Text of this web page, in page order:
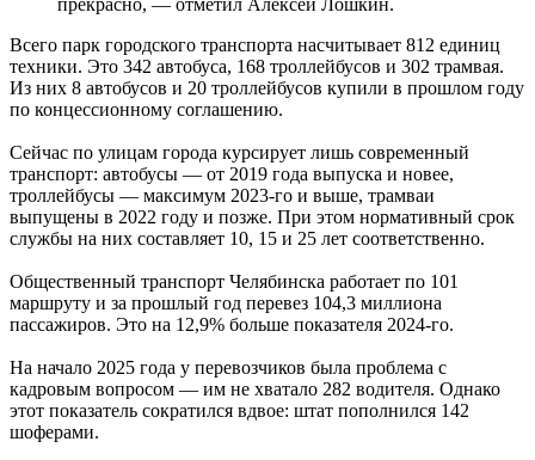
Всего парк городского транспорта насчитывает 812 единиц
техники. Это 342 автобуса, 168 троллейбусов и 302 трамвая.
Из них 8 автобусов и 20 троллейбусов купили в прошлом году
по концессионному соглашению.
Сейчас по улицам города курсирует лишь современный
транспорт: автобусы — от 2019 года выпуска и новее,
троллейбусы — максимум 2023-го и выше, трамваи
выпущены в 2022 году и позже. При этом нормативный срок
службы на них составляет 10, 15 и 25 лет соответственно.
Общественный транспорт Челябинска работает по 101
маршруту и за прошлый год перевез 104,3 миллиона
пассажиров. Это на 12,9% больше показателя 2024-го.
На начало 2025 года у перевозчиков была проблема с
кадровым вопросом — им не хватало 282 водителя. Однако
этот показатель сократился вдвое: штат пополнился 142
шоферами.